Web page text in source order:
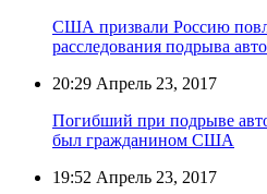
США призвали Россию
расследования подрыва
20:29 Апрель 23, 2017
Погибший при подрыве
был гражданином США
19:52 Апрель 23, 2017